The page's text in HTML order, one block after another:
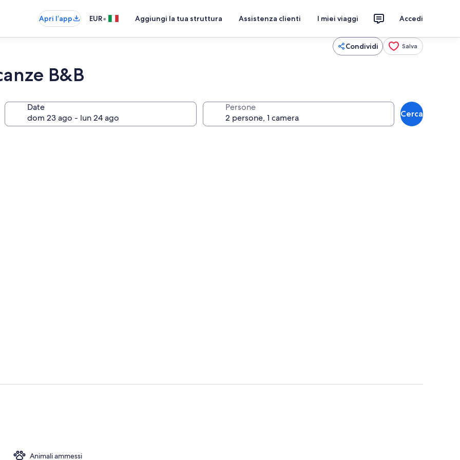
Apri l’app EUR• Aggiungi la tua struttura Assistenza clienti I miei viaggi Accedi
Condividi Salva
B&B
Date Persone
Cerca
Animali ammessi